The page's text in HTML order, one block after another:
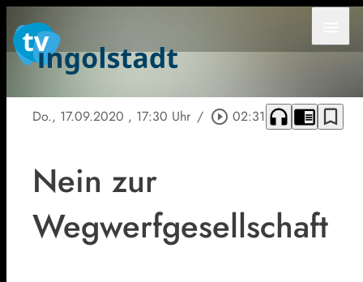
Do., 17.09.2020 , 17:30 Uhr / play_circle_outline 02:31 headphones chrome_reader_mode bookmark_border
Nein zur
Wegwerfgesellschaft